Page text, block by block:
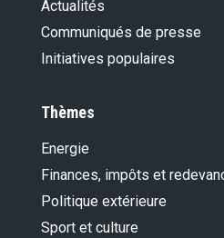
Actualités
Communiqués de presse
Initiatives populaires
Thèmes
Energie
Finances, impôts et
Politique extérieure
Sport et culture